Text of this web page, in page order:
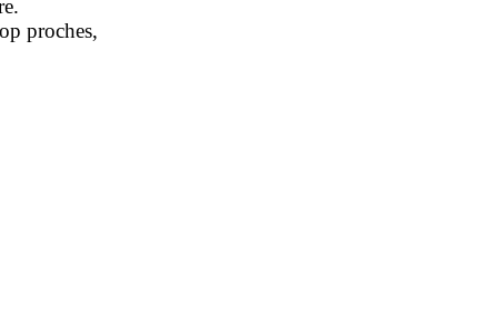
proches,